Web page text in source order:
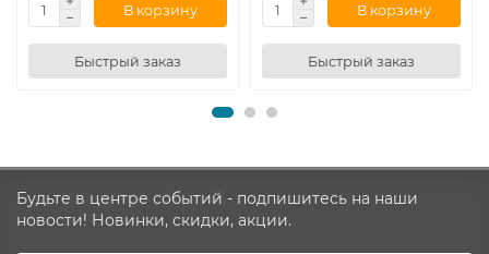
В корзину
Быстрый заказ
В корзину
Быстрый заказ
Будьте в центре событий - подпишитесь на наши
новости! Новинки, скидки, акции.